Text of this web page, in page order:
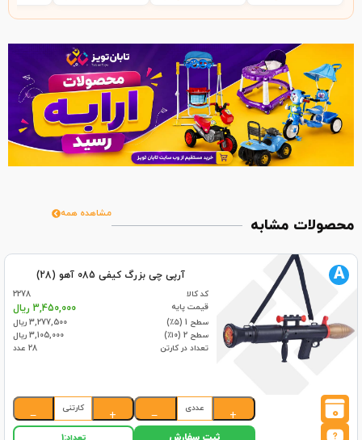
محصولات مشابه
مشاهده همه
آرپی چی بزرگ کیفی 085 آهو (28)
کد کالا
2278
قیمت پایه
3,450,000 ریال
سطح 1 (۵٪)
3,277,500 ریال
سطح 2 (۱۰٪)
3,105,000 ریال
تعداد در کارتن
28 عدد
0
A
+
عددی
−
+
کارتنی
−
ثبت سفارش